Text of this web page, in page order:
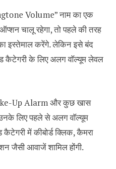
Volume” नाम का एक
चालू रहेगा, तो पहले की तरह
इस्तेमाल करेंगे. लेकिन इसे बंद
के लिए अलग वॉल्यूम लेवल
Up Alarm और कुछ खास
उनके लिए पहले से अलग वॉल्यूम
में कीबोर्ड क्लिक, कैमरा
जैसी आवाजें शामिल होंगी.